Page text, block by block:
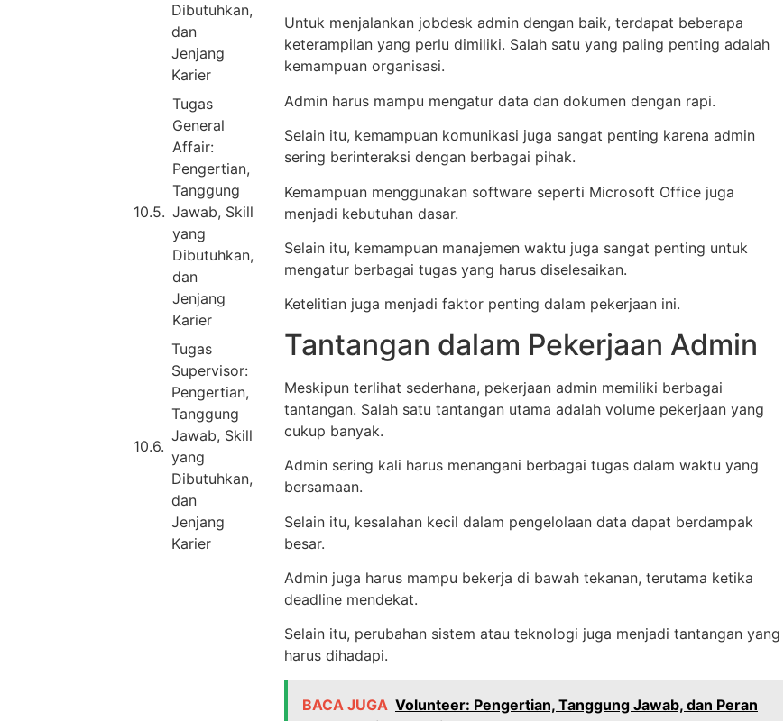
Dibutuhkan,
dan
Jenjang
Karier
Tugas
General
Affair:
Pengertian,
Tanggung
Jawab, Skill
yang
Dibutuhkan,
dan
Jenjang
Karier
Tugas
Supervisor:
Pengertian,
Tanggung
Jawab, Skill
yang
Dibutuhkan,
dan
Jenjang
Karier
Untuk menjalankan jobdesk admin dengan baik, terdapat beberapa
keterampilan yang perlu dimiliki. Salah satu yang paling penting adalah
kemampuan organisasi.
Admin harus mampu mengatur data dan dokumen dengan rapi.
Selain itu, kemampuan komunikasi juga sangat penting karena admin
sering berinteraksi dengan berbagai pihak.
Kemampuan menggunakan software seperti Microsoft Office juga
menjadi kebutuhan dasar.
Selain itu, kemampuan manajemen waktu juga sangat penting untuk
mengatur berbagai tugas yang harus diselesaikan.
Ketelitian juga menjadi faktor penting dalam pekerjaan ini.
Tantangan dalam Pekerjaan Admin
Meskipun terlihat sederhana, pekerjaan admin memiliki berbagai
tantangan. Salah satu tantangan utama adalah volume pekerjaan yang
cukup banyak.
Admin sering kali harus menangani berbagai tugas dalam waktu yang
bersamaan.
Selain itu, kesalahan kecil dalam pengelolaan data dapat berdampak
besar.
Admin juga harus mampu bekerja di bawah tekanan, terutama ketika
deadline mendekat.
Selain itu, perubahan sistem atau teknologi juga menjadi tantangan yang
harus dihadapi.
BACA JUGA Volunteer: Pengertian, Tanggung Jawab, dan Peran